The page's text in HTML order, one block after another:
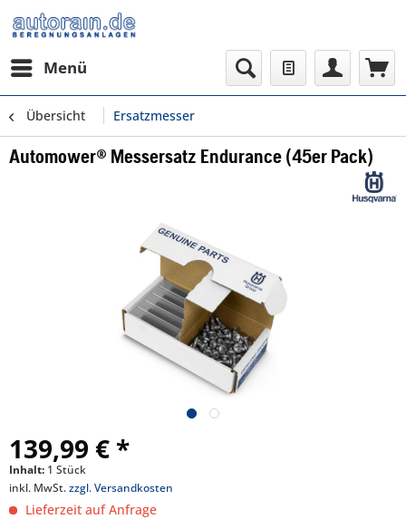
Menü
Übersicht Ersatzmesser
Automower® Messersatz Endurance (45er Pack)
139,99 € *
Inhalt: 1 Stück
inkl. MwSt.zzgl. Versandkosten
Lieferzeit auf Anfrage